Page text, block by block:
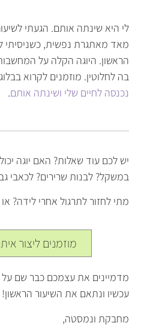
לי היא שינתה אותם. הגעתי
מאד מאתגרת נפשית, כשניסיתי
הראשון. היוגה הקלה על
בה לחלוטין. מוזמנים לקרוא
נכנסה לחיים שלי ושינתה אותם.
יש לכם עוד שאלות? האם יוגה
במשקל? לבנות שרירים? לכאבי גב
מתי לחזור לתרגול אחרי לידה?
מוזמנים ליצור
מדמיינים את עצמכם כבר שם על
עכשיו ונתאם את השיעור הראשון!
מחבקת ונמסטה,